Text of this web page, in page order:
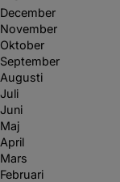
December
November
Oktober
September
Augusti
Juli
Juni
Maj
April
Mars
Februari